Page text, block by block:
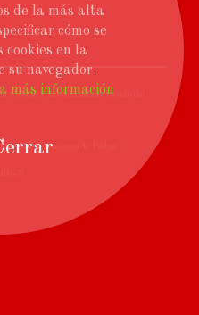
de la más alta
cómo se
cookies en la
su navegador.
más información
Crucis y del Santísimo Cristo del
San Antonio de Pádua
3